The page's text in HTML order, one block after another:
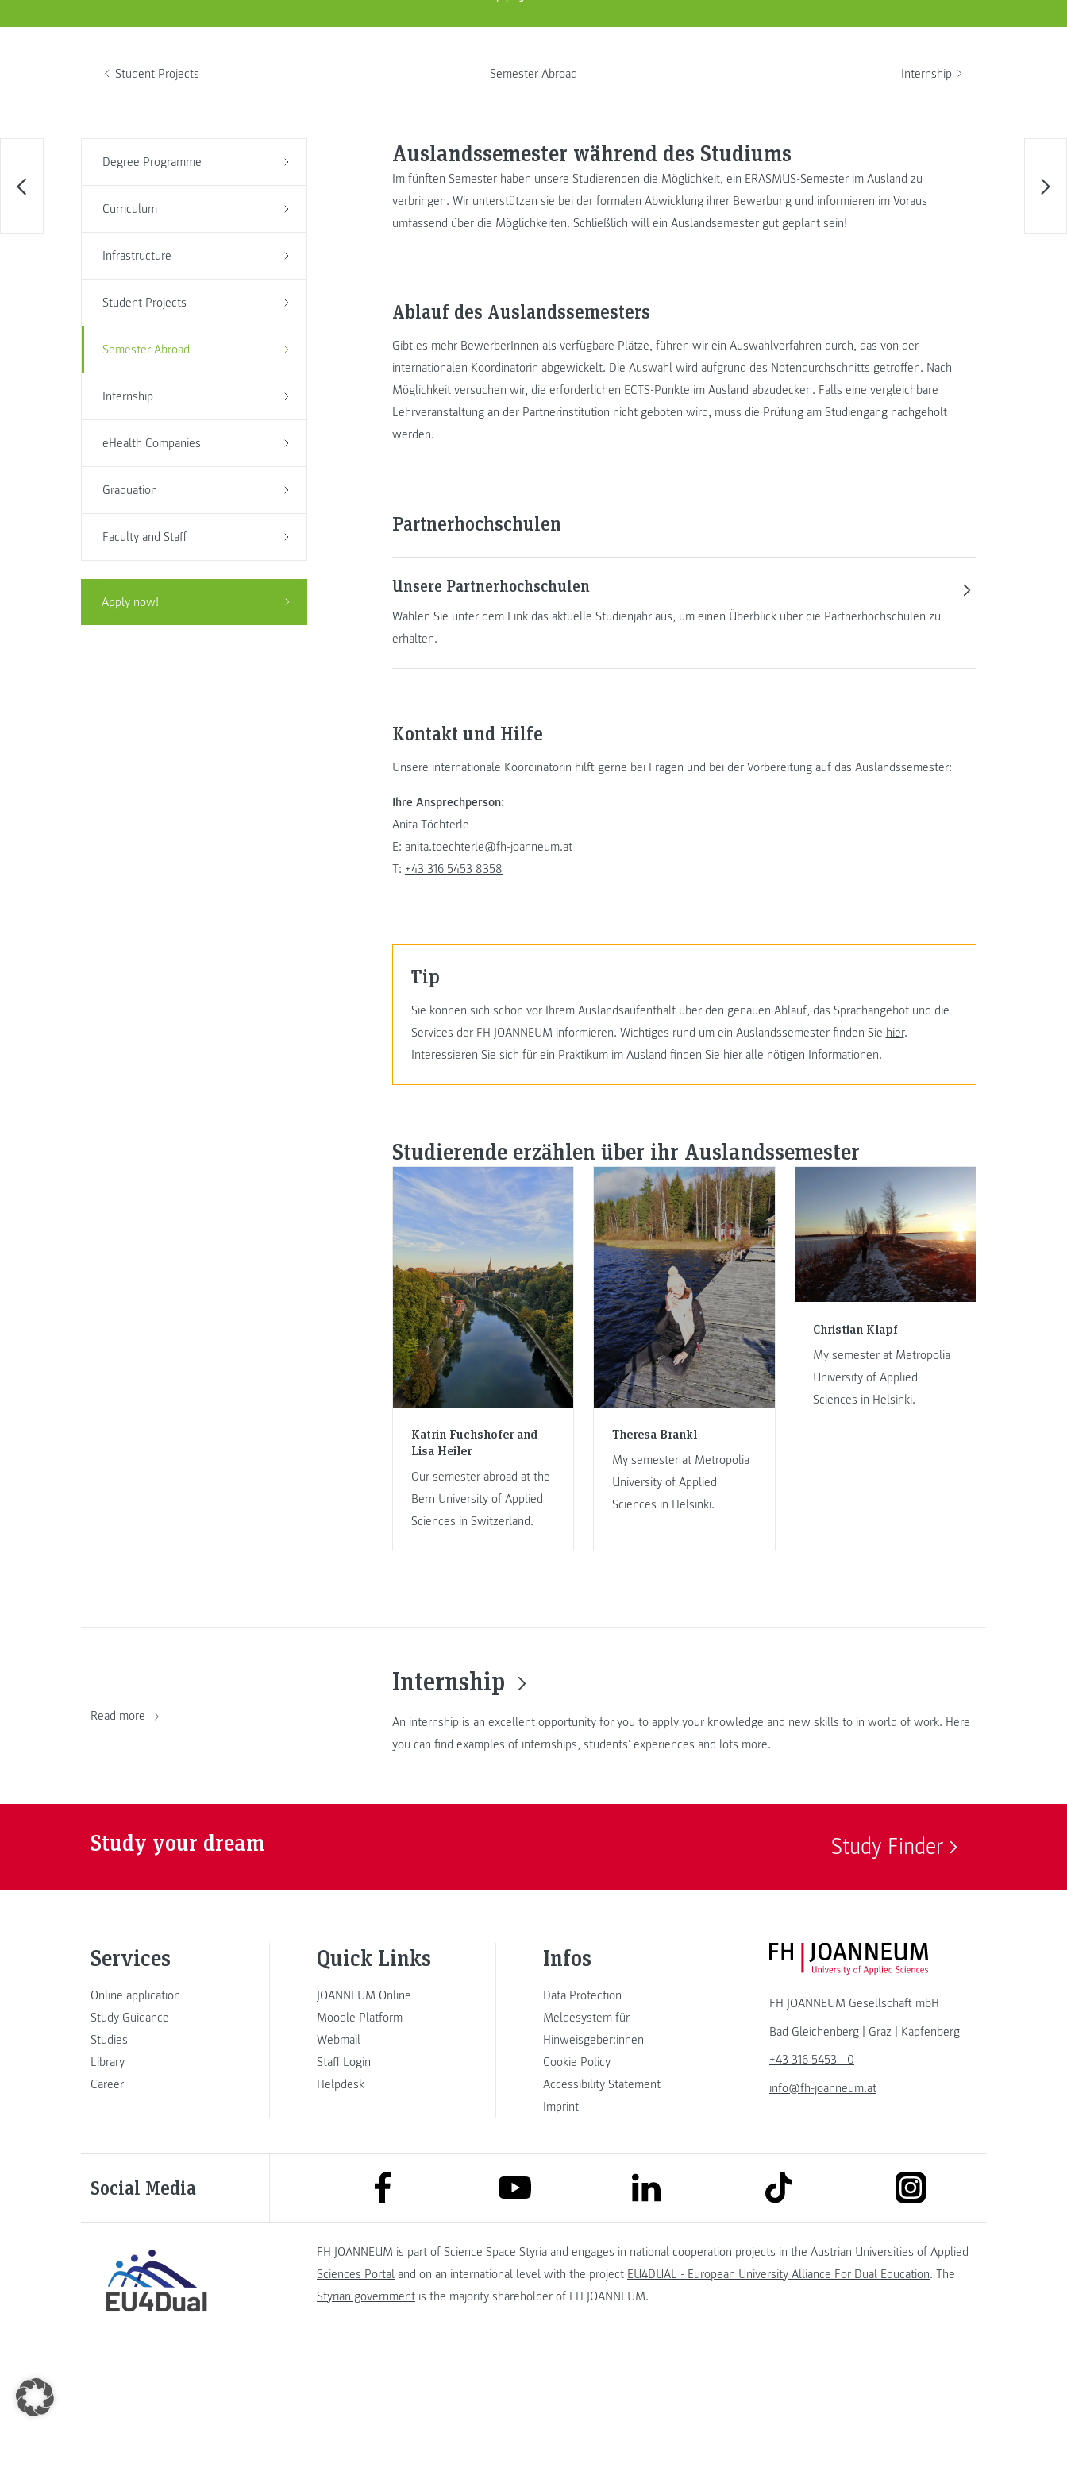
Student Projects Semester Abroad Internship
Degree Programme
Curriculum
Infrastructure
Student Projects
Semester Abroad
Internship
eHealth Companies
Graduation
Faculty and Staff
Apply now!
Auslandssemester während des Studiums
Im fünften Semester haben unsere Studierenden die Möglichkeit, ein ERASMUS-Semester im Ausland zu
verbringen. Wir unterstützen sie bei der formalen Abwicklung ihrer Bewerbung und informieren im Voraus
umfassend über die Möglichkeiten. Schließlich will ein Auslandsemester gut geplant sein!
Ablauf des Auslandssemesters
Gibt es mehr BewerberInnen als verfügbare Plätze, führen wir ein Auswahlverfahren durch, das von der
internationalen Koordinatorin abgewickelt. Die Auswahl wird aufgrund des Notendurchschnitts getroffen. Nach
Möglichkeit versuchen wir, die erforderlichen ECTS-Punkte im Ausland abzudecken. Falls eine vergleichbare
Lehrveranstaltung an der Partnerinstitution nicht geboten wird, muss die Prüfung am Studiengang nachgeholt
werden.
Partnerhochschulen
Unsere Partnerhochschulen
Wählen Sie unter dem Link das aktuelle Studienjahr aus, um einen Überblick über die Partnerhochschulen zu
erhalten.
Kontakt und Hilfe
Unsere internationale Koordinatorin hilft gerne bei Fragen und bei der Vorbereitung auf das Auslandssemester:
Ihre Ansprechperson:
Anita Töchterle
E: anita.toechterle@fh-joanneum.at
T: +43 316 5453 8358
Tip
Sie können sich schon vor Ihrem Auslandsaufenthalt über den genauen Ablauf, das Sprachangebot und die
Services der FH JOANNEUM informieren. Wichtiges rund um ein Auslandssemester finden Sie hier.
Interessieren Sie sich für ein Praktikum im Ausland finden Sie hieralle nötigen Informationen.
Studierende erzählen über ihr Auslandssemester
Katrin Fuchshofer and
Lisa Heiler
Our semester abroad at the
Bern University of Applied
Sciences in Switzerland.
Theresa Brankl
My semester at Metropolia
University of Applied
Sciences in Helsinki.
Christian Klapf
My semester at Metropolia
University of Applied
Sciences in Helsinki.
Read more
Internship
An internship is an excellent opportunity for you to apply your knowledge and new skills to in world of work. Here
you can find examples of internships, students' experiences and lots more.
Study your dream Study Finder
Services
Online application
Study Guidance
Studies
Library
Career
Quick Links
JOANNEUM Online
Moodle Platform
Webmail
Staff Login
Helpdesk
Infos
Data Protection
Meldesystem für
Hinweisgeber:innen
Cookie Policy
Accessibility Statement
Imprint
FH JOANNEUM Logo
FH JOANNEUM Gesellschaft mbH
Bad Gleichenberg | Graz | Kapfenberg
+43 316 5453 - 0
info@fh-joanneum.at
Social Media link to facebook link to youtube link to linkedin link to tiktok
FH JOANNEUM is part of Science Space Styria and engages in national cooperation projects in the Austrian Universities of Applied
Sciences Portal and on an international level with the project EU4DUAL - European University Alliance For Dual Education. The
Styrian government is the majority shareholder of FH JOANNEUM.